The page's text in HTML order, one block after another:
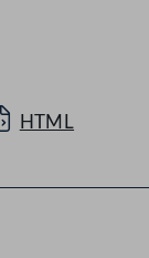
HTML